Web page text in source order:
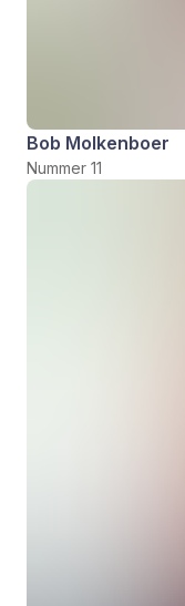
Bob Molkenboer
Nummer 11